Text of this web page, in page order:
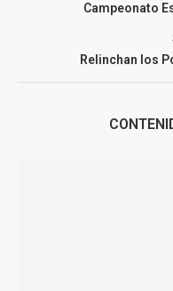
Campeonato
Relinchan los